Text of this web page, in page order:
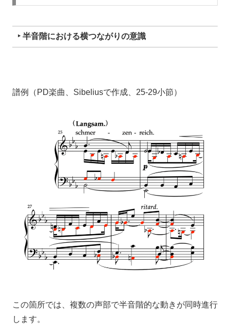
‣ 半音階における横つながりの意識
譜例（PD楽曲、Sibeliusで作成、25-29小節）
この箇所では、複数の声部で半音階的な動きが同時進行
します。